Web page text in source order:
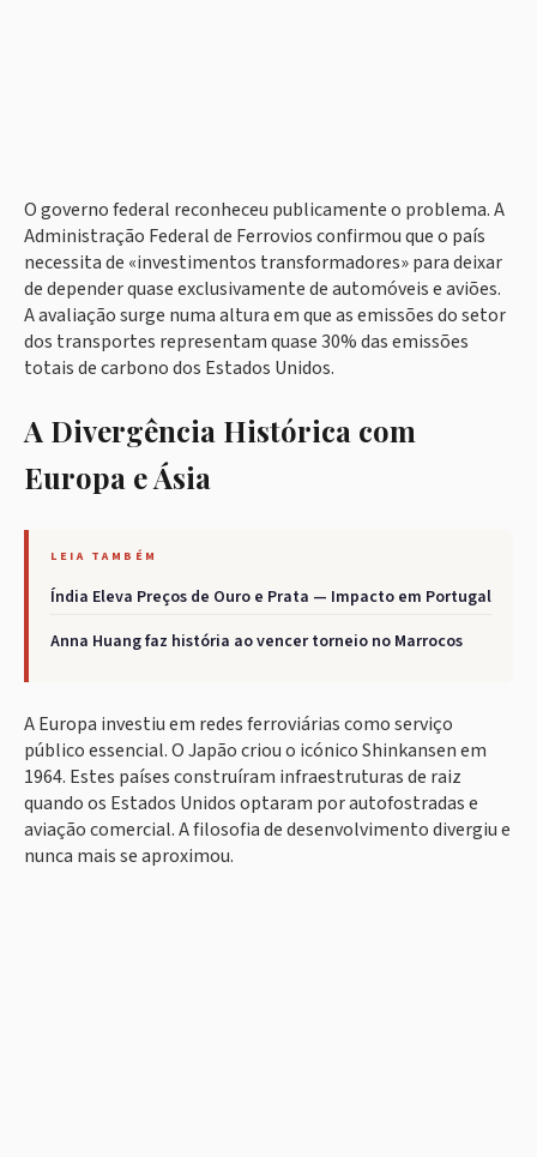
O governo federal reconheceu publicamente o problema. A
Administração Federal de Ferrovios confirmou que o país
necessita de «investimentos transformadores» para deixar
de depender quase exclusivamente de automóveis e aviões.
A avaliação surge numa altura em que as emissões do setor
dos transportes representam quase 30% das emissões
totais de carbono dos Estados Unidos.
A Divergência Histórica com
Europa e Ásia
LEIA TAMBÉM
Índia Eleva Preços de Ouro e Prata — Impacto em Portugal
Anna Huang faz história ao vencer torneio no Marrocos
A Europa investiu em redes ferroviárias como serviço
público essencial. O Japão criou o icónico Shinkansen em
1964. Estes países construíram infraestruturas de raiz
quando os Estados Unidos optaram por autofostradas e
aviação comercial. A filosofia de desenvolvimento divergiu e
nunca mais se aproximou.